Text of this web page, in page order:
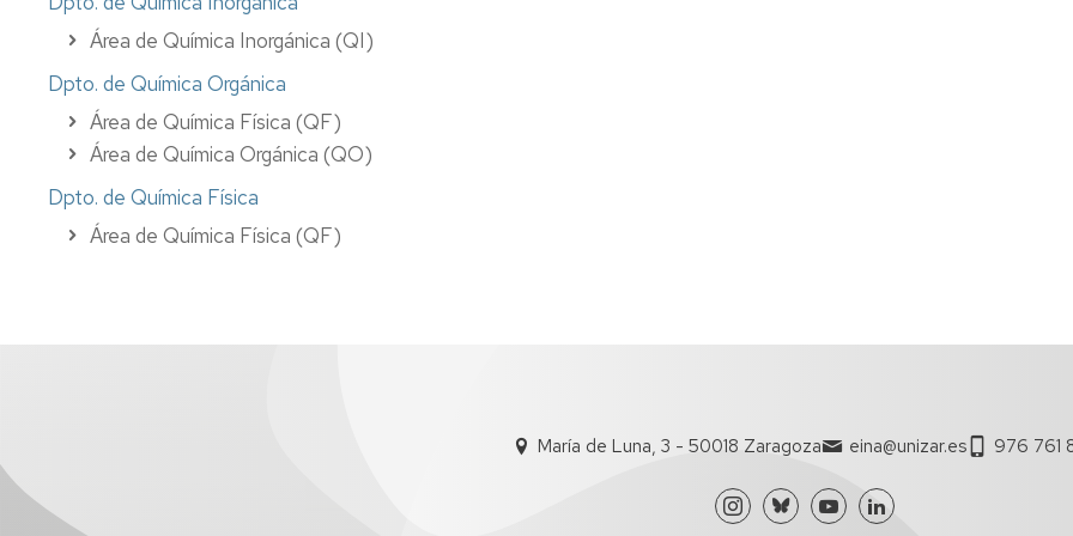
Área de Química Inorgánica (QI)
Dpto. de Química Orgánica
Área de Química Física (QF)
Área de Química Orgánica (QO)
Dpto. de Química Física
Área de Química Física (QF)
María de Luna, 3 - 50018 Zaragoza eina@unizar.es 976 761